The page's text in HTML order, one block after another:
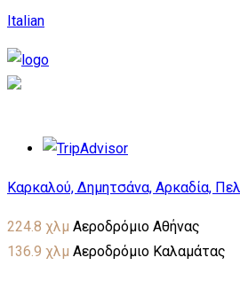
Italian
Καρκαλού, Δημητσάνα, Αρκαδία,
224.8 χλμ Αεροδρόμιο Αθήνας
136.9 χλμ Αεροδρόμιο Καλαμάτας